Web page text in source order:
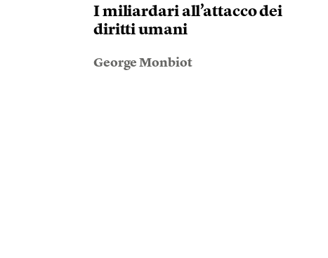
I miliardari all’attacco dei
diritti umani
George Monbiot